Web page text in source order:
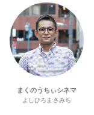
まくのうちぃシネマ
よしひろまさみち